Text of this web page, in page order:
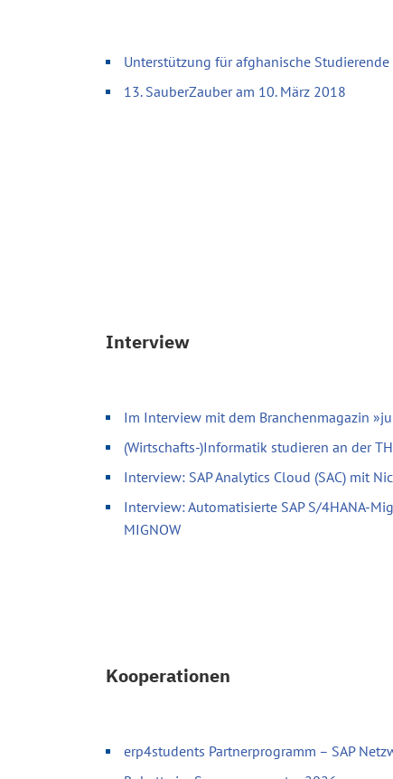
Unterstützung für afghanische Studierende
13. SauberZauber am 10. März 2018
Interview
Im Interview mit dem Branchenmagazin
(Wirtschafts-)Informatik studieren an der
Interview: SAP Analytics Cloud (SAC) mit
Interview: Automatisierte SAP S/4HANA-
MIGNOW
Kooperationen
erp4students Partnerprogramm – SAP